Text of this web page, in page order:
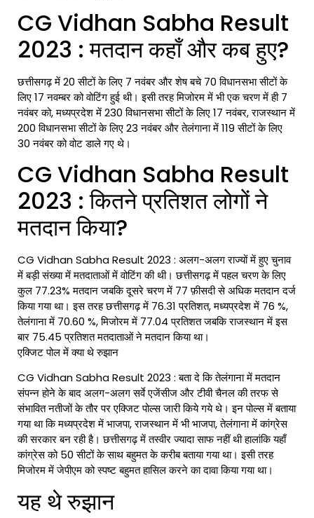
CG Vidhan Sabha Result
2023 : मतदान कहाँ और कब हुए?
छत्तीसगढ़ में 20 सीटों के लिए 7 नवंबर और शेष बचे 70 विधानसभा सीटों के
लिए 17 नवम्बर को वोटिंग हुई थी। इसी तरह मिजोरम में भी एक चरण में ही 7
नवंबर को, मध्यप्रदेश में 230 विधानसभा सीटों के लिए 17 नवंबर, राजस्थान में
200 विधानसभा सीटों के लिए 23 नवंबर और तेलंगाना में 119 सीटों के लिए
30 नवंबर को वोट डाले गए थे।
CG Vidhan Sabha Result
2023 : कितने प्रतिशत लोगों ने
मतदान किया?
CG VidhanSabha Result 2023 : अलग-अलग राज्यों में हुए चुनाव
में बड़ी संख्या में मतदाताओं में वोटिंग की थी। छत्तीसगढ़ में पहल चरण के लिए
कुल 77.23% मतदान जबकि दूसरे चरण में 77 फ़ीसदी से अधिक मतदान दर्ज
किया गया था। इस तरह छत्तीसगढ़ में 76.31 प्रतिशत, मध्यप्रदेश में 76 %,
तेलंगाना में 70.60 %, मिजोरम में 77.04 प्रतिशत जबकि राजस्थान में इस
बार 75.45 प्रतिशत मतदाताओं ने मतदान किया था।
एक्जिट पोल में क्या थे रुझान
CG Vidhan Sabha Result 2023 : बता दे कि तेलंगाना में मतदान
संपन्न होने के बाद अलग-अलग सर्वे एजेंसीज और टीवी चैनल की तरफ से
संभावित नतीजों के तौर पर एक्जिट पोल्स जारी किये गये थे। इन पोल्स में बताया
गया था कि मध्यप्रदेश में भाजपा, राजस्थान में भी भाजपा, तेलंगाना में कांग्रेस
की सरकार बन रही है। छत्तीसगढ़ में तस्वीर ज्यादा साफ नहीं थी हालांकि यहाँ
कांग्रेस को 50 सीटों के साथ बहुमत के करीब बताया गया था। इसी तरह
मिजोरम में जेपीएम को स्पष्ट बहुमत हासिल करने का दावा किया गया था।
यह थे रुझान